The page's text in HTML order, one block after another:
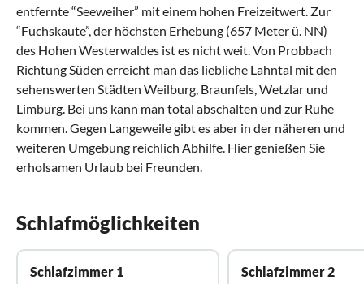
entfernte “Seeweiher” mit einem hohen Freizeitwert. Zur
“Fuchskaute”, der höchsten Erhebung (657 Meter ü. NN)
des Hohen Westerwaldes ist es nicht weit. Von Probbach
Richtung Süden erreicht man das liebliche Lahntal mit den
sehenswerten Städten Weilburg, Braunfels, Wetzlar und
Limburg. Bei uns kann man total abschalten und zur Ruhe
kommen. Gegen Langeweile gibt es aber in der näheren und
weiteren Umgebung reichlich Abhilfe. Hier genießen Sie
erholsamen Urlaub bei Freunden.
Schlafmöglichkeiten
Schlafzimmer 1
Schlafzimmer 2